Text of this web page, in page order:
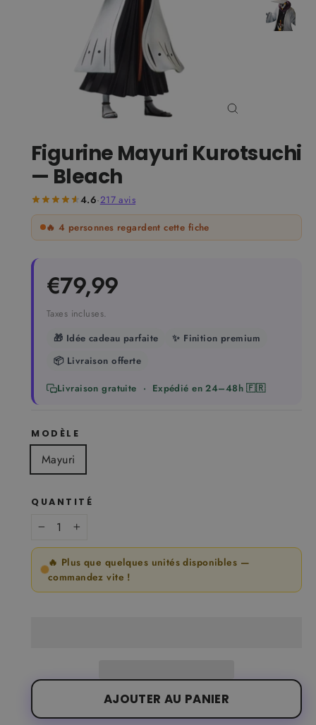
Figurine Mayuri Kurotsuchi
— Bleach
4.6·217 avis
🔥 4 personnes regardent cette fiche
Prix
régulier
€79,99
Taxes incluses.
🎁 Idée cadeau parfaite
✨ Finition premium
📦 Livraison offerte
Livraison gratuite · Expédié en 24–48h 🇫🇷
MODÈLE
Mayuri
QUANTITÉ
🔥 Plus que quelques unités disponibles —
commandez vite !
AJOUTER AU PANIER